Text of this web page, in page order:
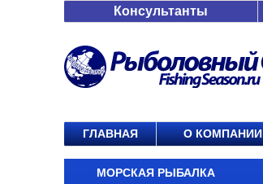
Консультанты
ГЛАВНАЯ О КОМПАНИИ
МОРСКАЯ РЫБАЛКА